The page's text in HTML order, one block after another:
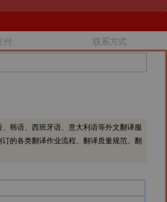
付 联系方式
韩语、西班牙语、意大利语等外文翻译服
的各类翻译作业流程、翻译质量规范、翻